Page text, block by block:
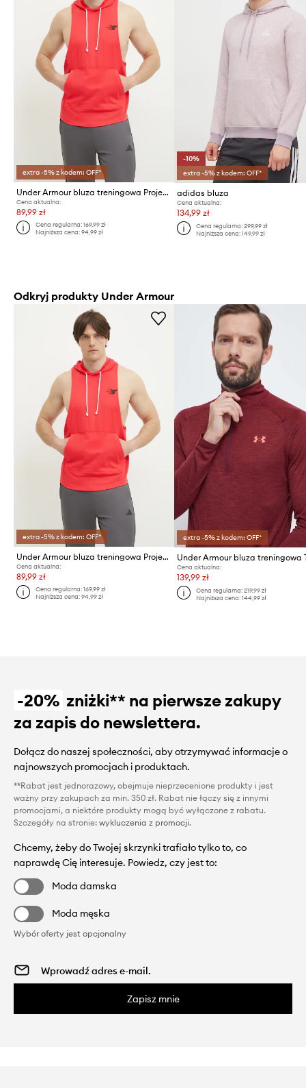
extra -5% z kodem: OFF*
Under Armour bluza treningowa Project Rock
Cena aktualna:
89,99 zł
Cena regularna:169,99 zł
Najniższa cena:94,99 zł
-10%
extra -5% z kodem: OFF*
adidas bluza
Cena aktualna:
134,99 zł
Cena regularna: 299,99 zł
Najniższa cena: 149,99 zł
Odkryj produkty Under Armour
extra -5% z kodem: OFF*
Under Armour bluza treningowa Project Rock
Cena aktualna:
89,99 zł
Cena regularna:169,99 zł
Najniższa cena:94,99 zł
extra -5% z kodem: OFF*
Cena aktualna:
139,99 zł
Cena regularna: 219,99 zł
Najniższa cena: 144,99 zł
-20% zniżki** na pierwsze zakupy
za zapis do newslettera.
Dołącz do naszej społeczności, aby otrzymywać informacje o
najnowszych promocjach i produktach.
**Rabat jest jednorazowy, obejmuje nieprzecenione produkty i jest
ważny przy zakupach za min. 350 zł. Rabat nie łączy się z innymi
promocjami, a niektóre produkty mogą być wyłączone z rabatu.
Szczegóły na stronie: wykluczenia z promocji.
Chcemy, żeby do Twojej skrzynki trafiało tylko to, co
naprawdę Cię interesuje. Powiedz, czy jest to:
Moda damska
Moda męska
Wybór oferty jest opcjonalny
Zapisz mnie